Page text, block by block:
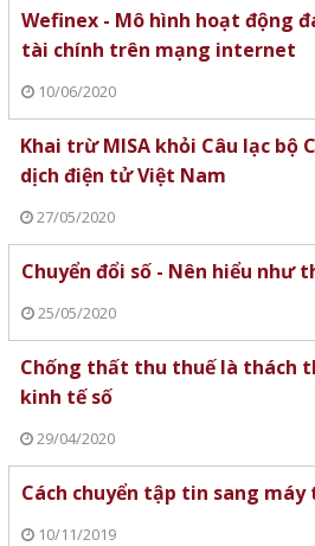
Wefinex - Mô hình hoạt động
tài chính trên mạng internet
10/06/2020
Khai trừ MISA khỏi Câu lạc bộ
dịch điện tử Việt Nam
27/05/2020
Chuyển đổi số - Nên hiểu như
25/05/2020
Chống thất thu thuế là thách
kinh tế số
29/04/2020
Cách chuyển tập tin sang
10/11/2019